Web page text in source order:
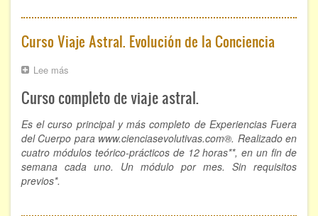
Curso Viaje Astral. Evolución de la Conciencia
Lee más
Viaje
Astral.
Evolución
de
la
Conciencia
Curso completo de viaje astral.
Es el curso principal y más completo de Experiencias Fuera
del Cuerpo para www.cienciasevolutivas.com®. Realizado en
cuatro módulos teórico-prácticos de 12 horas**, en un fin de
semana cada uno. Un módulo por mes. Sin requisitos
previos*.